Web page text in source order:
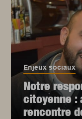
Enjeux sociaux
Notre
citoyenne :
rencontre